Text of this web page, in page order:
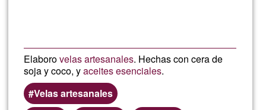
y
Elaborovelas artesanales. Hechas con cera de
soja y coco, yaceites esenciales.
Velas artesanales